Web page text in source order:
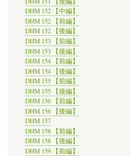
DHM 152 【中編】
DHM 152 【前編】
DHM 152 【後編】
DHM 153 【前編】
DHM 153 【後編】
DHM 154 【前編】
DHM 154 【後編】
DHM 155 【前編】
DHM 155 【後編】
DHM 156 【前編】
DHM 156 【後編】
DHM 157
DHM 158 【前編】
DHM 158 【後編】
DHM 159 【前編】